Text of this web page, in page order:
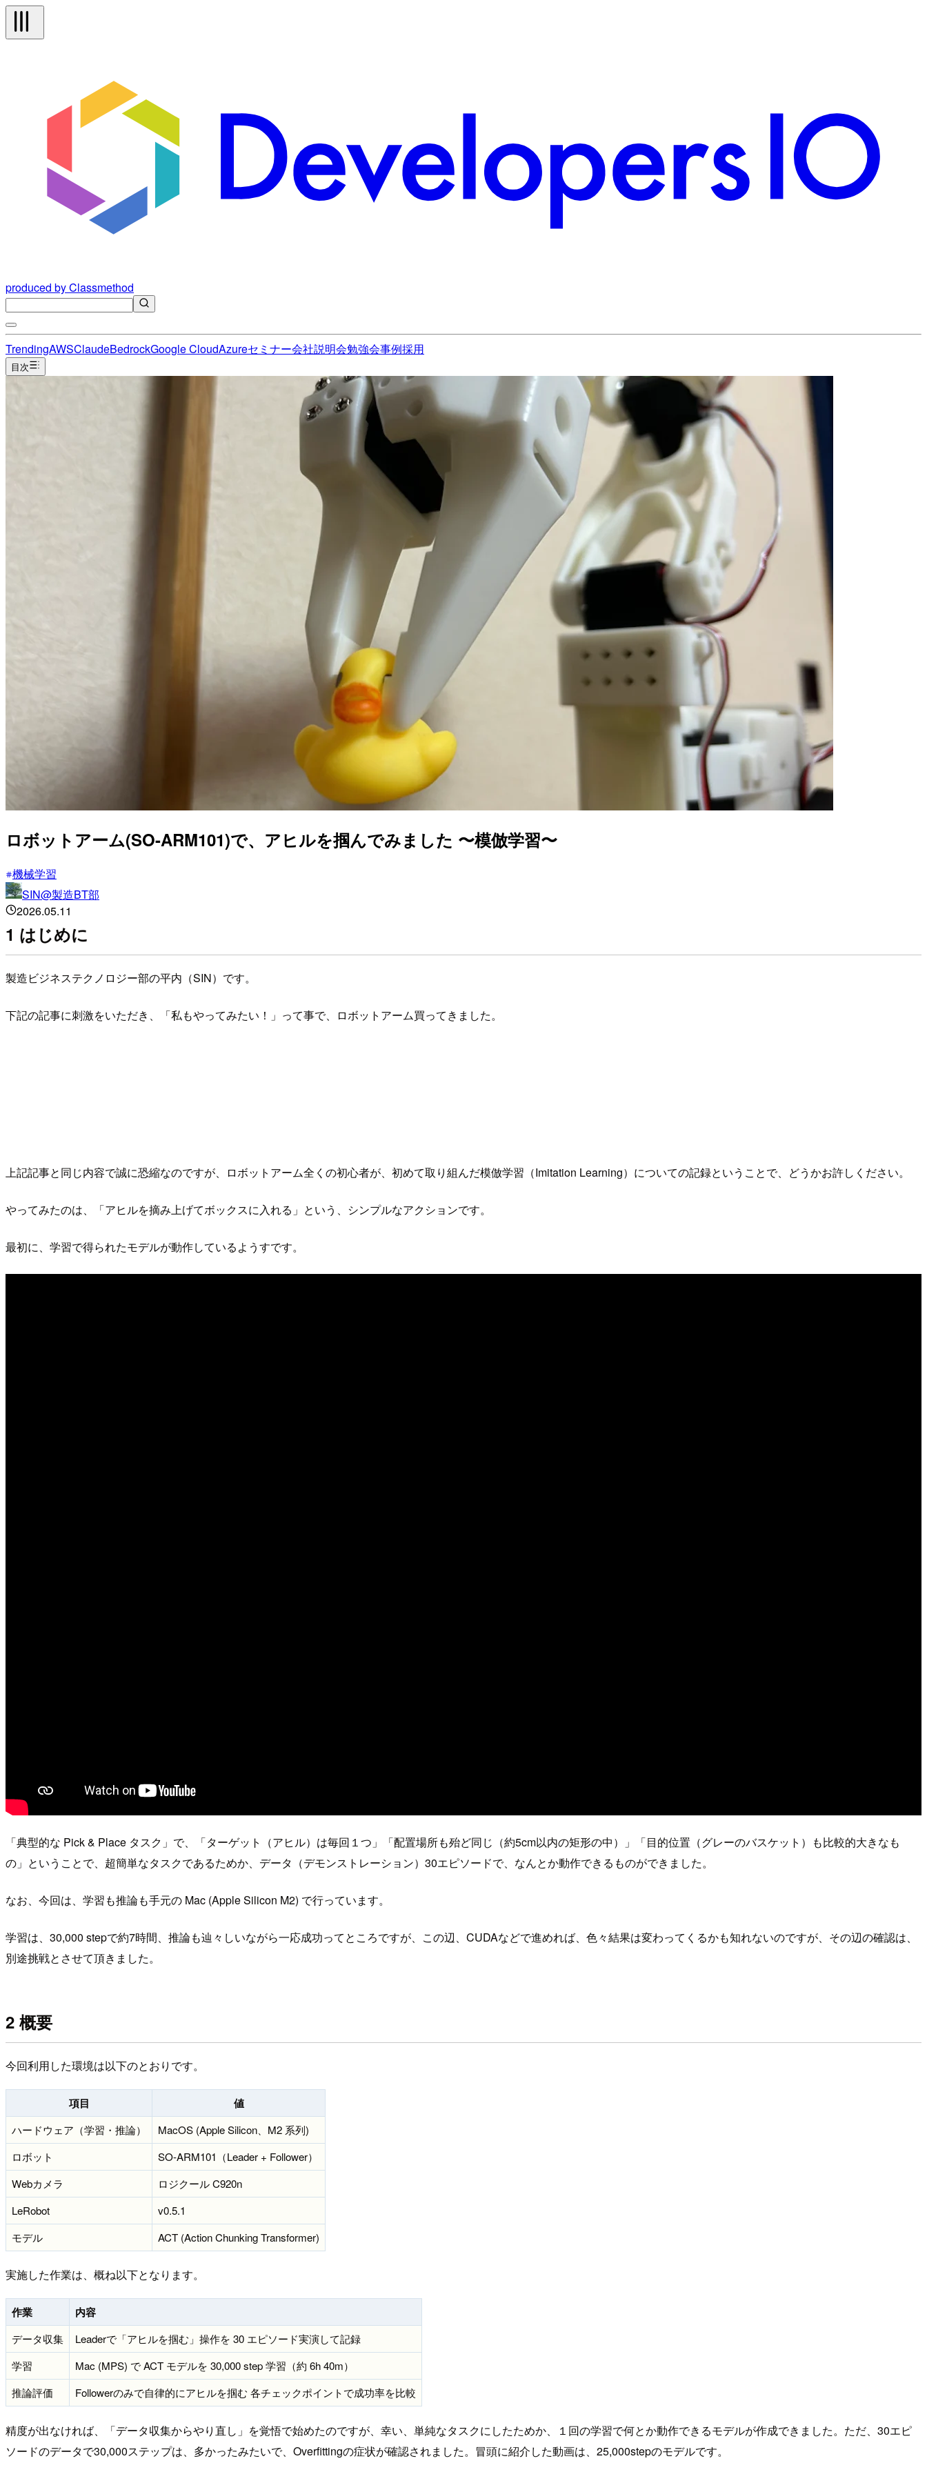
produced by Classmethod
TrendingAWSClaudeBedrockGoogle CloudAzureセミナー会社説明会勉強会事例採用
目次
ロボットアーム(SO-ARM101)で、アヒルを掴んでみました 〜模倣学習〜
機械学習
SIN@製造BT部
2026.05.11
1 はじめに
製造ビジネステクノロジー部の平内（SIN）です。
下記の記事に刺激をいただき、「私もやってみたい！」って事で、ロボットアーム買ってきました。
上記記事と同じ内容で誠に恐縮なのですが、ロボットアーム全くの初心者が、初めて取り組んだ模倣学習（Imitation Learning）についての記録ということで、どうかお許しください。
やってみたのは、「アヒルを摘み上げてボックスに入れる」という、シンプルなアクションです。
最初に、学習で得られたモデルが動作しているようすです。
「典型的な Pick & Place タスク」で、「ターゲット（アヒル）は毎回１つ」「配置場所も殆ど同じ（約5cm以内の矩形の中）」「目的位置（グレーのバスケット）も比較的大きなも
の」ということで、超簡単なタスクであるためか、データ（デモンストレーション）30エピソードで、なんとか動作できるものができました。
なお、今回は、学習も推論も手元の Mac (Apple Silicon M2) で行っています。
学習は、30,000 stepで約7時間、推論も辿々しいながら一応成功ってところですが、この辺、CUDAなどで進めれば、色々結果は変わってくるかも知れないのですが、その辺の確認は、
別途挑戦とさせて頂きました。
2 概要
今回利用した環境は以下のとおりです。
項目 値
ハードウェア（学習・推論）
MacOS (Apple Silicon、M2 系列)
ロボット
SO-ARM101（Leader + Follower）
Webカメラ
ロジクール C920n
LeRobot
v0.5.1
モデル
ACT (Action Chunking Transformer)
実施した作業は、概ね以下となります。
作業 内容
データ収集
Leaderで「アヒルを掴む」操作を 30 エピソード実演して記録
学習
Mac (MPS) で ACT モデルを 30,000 step 学習（約 6h 40m）
推論評価
Followerのみで自律的にアヒルを掴む 各チェックポイントで成功率を比較
精度が出なければ、「データ収集からやり直し」を覚悟で始めたのですが、幸い、単純なタスクにしたためか、１回の学習で何とか動作できるモデルが作成できました。ただ、30エピ
ソードのデータで30,000ステップは、多かったみたいで、Overfittingの症状が確認されました。冒頭に紹介した動画は、25,000stepのモデルです。